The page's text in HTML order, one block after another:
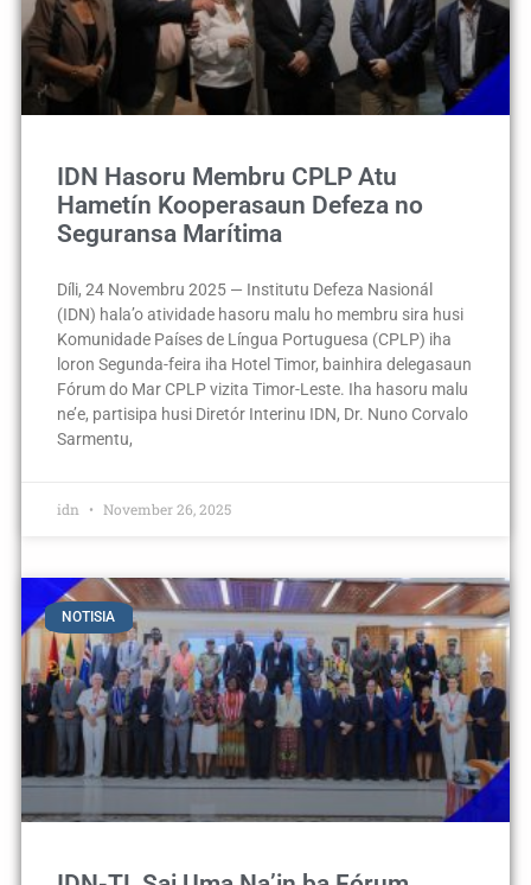
IDN Hasoru Membru CPLP Atu
Hametín Kooperasaun Defeza no
Seguransa Marítima
Díli, 24 Novembru 2025 — Institutu Defeza Nasionál
(IDN) hala’o atividade hasoru malu ho membru sira husi
Komunidade Países de Língua Portuguesa (CPLP) iha
loron Segunda-feira iha Hotel Timor, bainhira delegasaun
Fórum do Mar CPLP vizita Timor-Leste. Iha hasoru malu
ne’e, partisipa husi Diretór Interinu IDN, Dr. Nuno Corvalo
Sarmentu,
idn November 26, 2025
NOTISIA